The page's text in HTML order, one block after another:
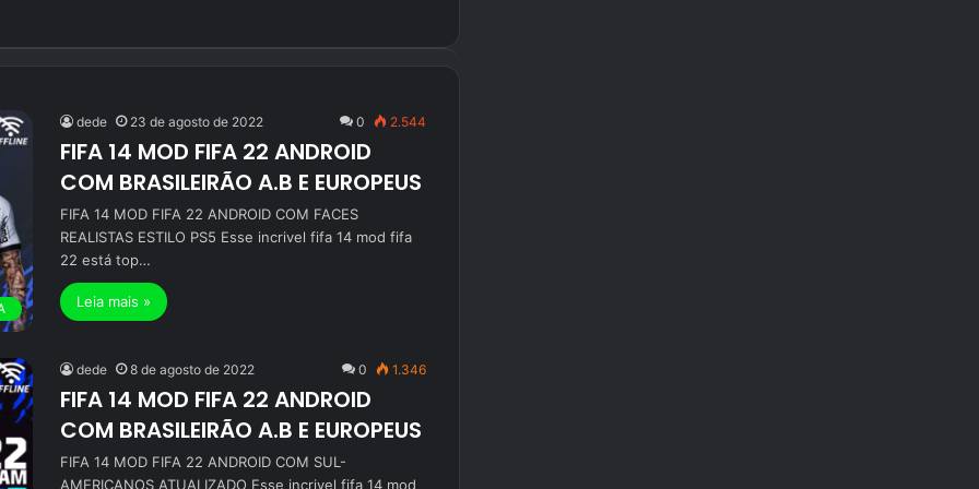
dede 23 de agosto de 2022 0 2.544
FIFA 14 MOD FIFA 22 ANDROID
COM BRASILEIRÃO A.B E EUROPEUS
FIFA 14 MOD FIFA 22 ANDROID COM FACES
REALISTAS ESTILO PS5 Esse incrivel fifa 14 mod fifa
22 está top…
Leia mais »
dede 8 de agosto de 2022 0 1.346
FIFA 14 MOD FIFA 22 ANDROID
COM BRASILEIRÃO A.B E EUROPEUS
FIFA 14 MOD FIFA 22 ANDROID COM SUL-
AMERICANOS ATUALIZADO Esse incrivel fifa 14 mod